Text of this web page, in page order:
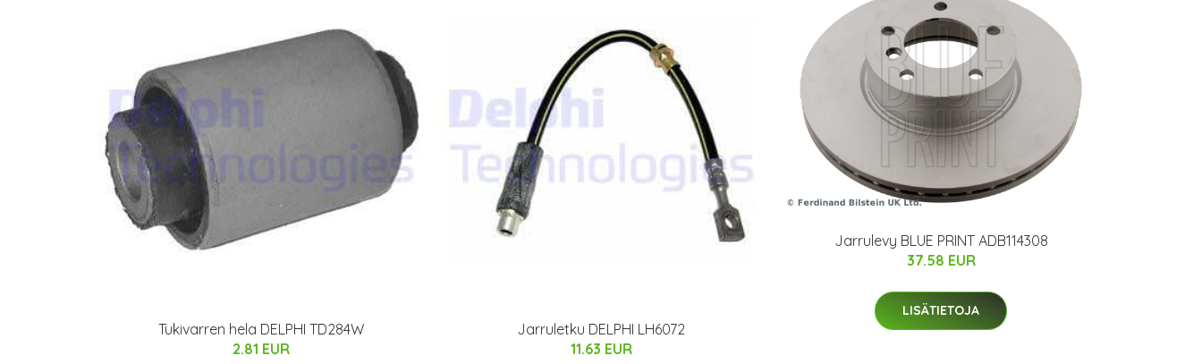
Tukivarren hela DELPHI TD284W
2.81 EUR
Jarruletku DELPHI LH6072
11.63 EUR
Jarrulevy BLUE PRINT ADB114308
37.58 EUR
LISÄTIETOJA